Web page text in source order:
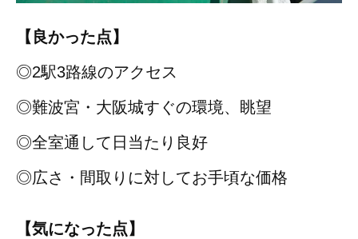
【良かった点】
◎2駅3路線のアクセス
◎難波宮・大阪城すぐの環境、眺望
◎全室通して日当たり良好
◎広さ・間取りに対してお手頃な価格
【気になった点】